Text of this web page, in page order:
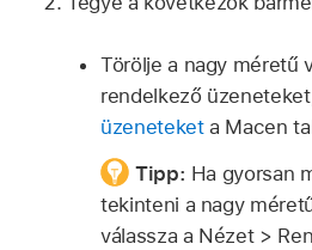
Törölje a nagy méretű
rendelkező
üzeneteketa Macen
Tipp: Ha gyorsan
tekinteni a nagy
válassza a Nézet >